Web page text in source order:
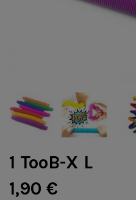
1 TooB-X L
1,90 €